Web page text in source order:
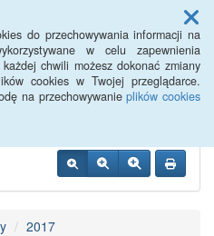
do przechowywania informacji na
w celu zapewnienia
chwili możesz dokonać zmiany
cookies w Twojej przeglądarce.
na przechowywanieplików cookies
Menu
2017